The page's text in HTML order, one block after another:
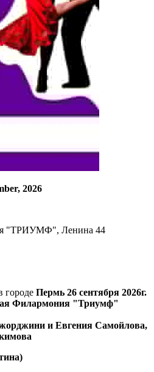
2026
"ТРИУМФ", Ленина 44
городе Пермь 26 сентября 2026г.
Филармония "Триумф"
и Евгения Самойлова,